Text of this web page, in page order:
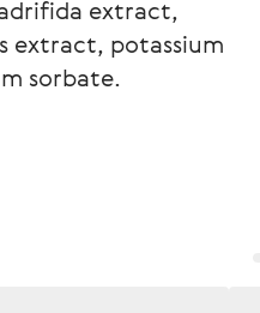
extract,
extract, potassium
sorbate.